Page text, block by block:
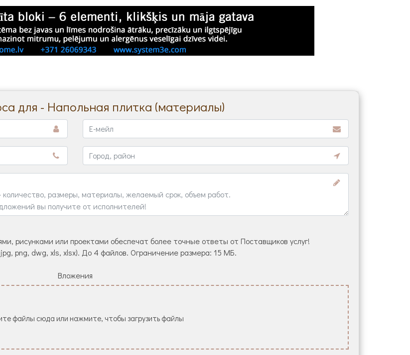
для - Напольная плитка (материалы)
рисунками или проектами обеспечат более точные ответы от Поставщиков услуг!
png, dwg, xls, xlsx). До 4 файлов. Ограничение размера: 15 МБ.
Вложения
файлы сюда или нажмите, чтобы загрузить файлы